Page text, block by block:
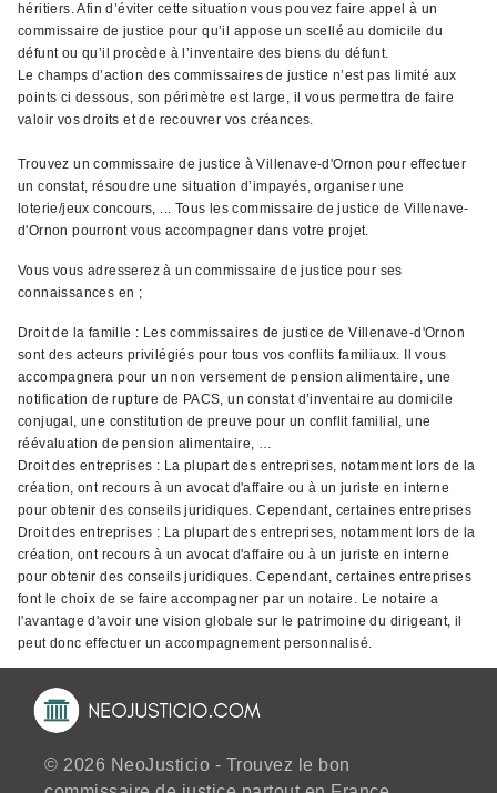
héritiers. Afin d’éviter cette situation vous pouvez faire appel à un
commissaire de justice pour qu’il appose un scellé au domicile du
défunt ou qu’il procède à l’inventaire des biens du défunt.
Le champs d’action des commissaires de justice n’est pas limité aux
points ci dessous, son périmètre est large, il vous permettra de faire
valoir vos droits et de recouvrer vos créances.
Trouvez un commissaire de justice à Villenave-d'Ornon pour effectuer
un constat, résoudre une situation d’impayés, organiser une
loterie/jeux concours, ... Tous les commissaire de justice de Villenave-
d'Ornon pourront vous accompagner dans votre projet.
Vous vous adresserez à un commissaire de justice pour ses
connaissances en ;
Droit de la famille : Les commissaires de justice de Villenave-d'Ornon
sont des acteurs privilégiés pour tous vos conflits familiaux. Il vous
accompagnera pour un non versement de pension alimentaire, une
notification de rupture de PACS, un constat d’inventaire au domicile
conjugal, une constitution de preuve pour un conflit familial, une
réévaluation de pension alimentaire, …
Droit des entreprises : La plupart des entreprises, notamment lors de la
création, ont recours à un avocat d'affaire ou à un juriste en interne
pour obtenir des conseils juridiques. Cependant, certaines entreprises
Droit des entreprises : La plupart des entreprises, notamment lors de la
création, ont recours à un avocat d'affaire ou à un juriste en interne
pour obtenir des conseils juridiques. Cependant, certaines entreprises
font le choix de se faire accompagner par un notaire. Le notaire a
l'avantage d'avoir une vision globale sur le patrimoine du dirigeant, il
peut donc effectuer un accompagnement personnalisé.
© 2026 NeoJusticio - Trouvez le bon